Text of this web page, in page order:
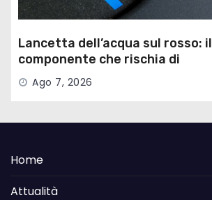
Lancetta dell’acqua sul rosso: il
componente che rischia di
bruciare la testata
Ago 7, 2026
Home
Attualità